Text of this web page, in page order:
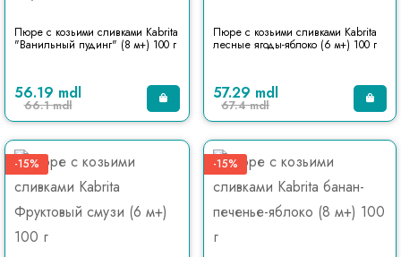
Пюре с козьими сливками Kabrita
"Ванильный пудинг" (8 м+) 100 г
56.19 mdl
66.1 mdl
Пюре с козьими сливками Kabrita
лесные ягоды-яблоко (6 м+) 100 г
57.29 mdl
67.4 mdl
-15% -15%